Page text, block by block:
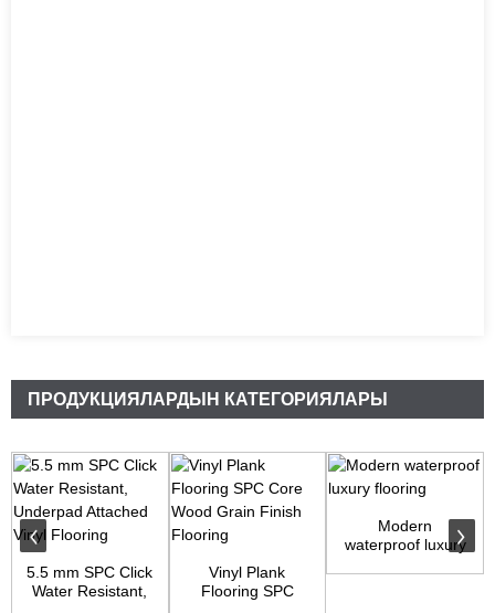
ПРОДУКЦИЯЛАРДЫН КАТЕГОРИЯЛАРЫ
5.5 mm SPC Click
Water Resistant,
Vinyl Plank
Flooring SPC
Modern
waterproof luxury